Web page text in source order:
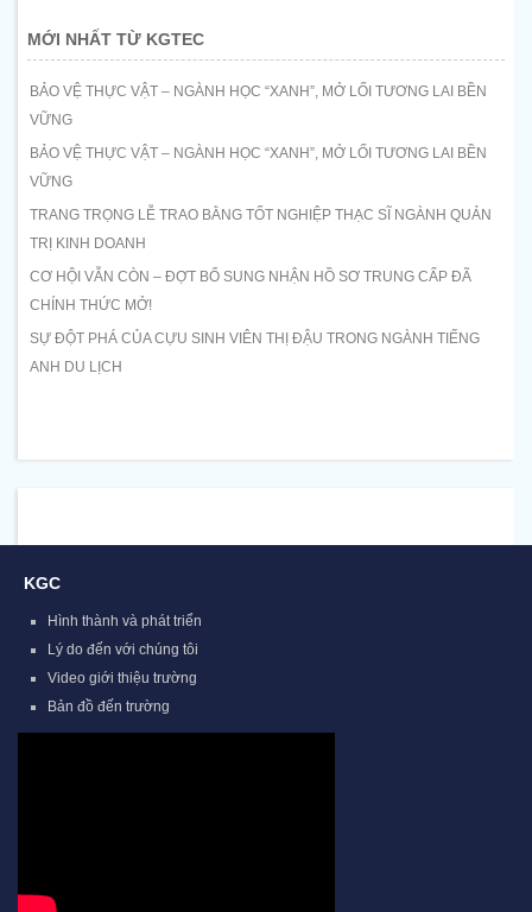
MỚI NHẤT TỪ KGTEC
BẢO VỆ THỰC VẬT – NGÀNH HỌC “XANH”, MỞ LỐI TƯƠNG LAI BỀN
VỮNG
BẢO VỆ THỰC VẬT – NGÀNH HỌC “XANH”, MỞ LỐI TƯƠNG LAI BỀN
VỮNG
TRANG TRỌNG LỄ TRAO BẰNG TỐT NGHIỆP THẠC SĨ NGÀNH QUẢN
TRỊ KINH DOANH
CƠ HỘI VẪN CÒN – ĐỢT BỔ SUNG NHẬN HỒ SƠ TRUNG CẤP ĐÃ
CHÍNH THỨC MỞ!
SỰ ĐỘT PHÁ CỦA CỰU SINH VIÊN THỊ ĐẬU TRONG NGÀNH TIẾNG
ANH DU LỊCH
KGC
Hình thành và phát triển
Lý do đến với chúng tôi
Video giới thiệu trường
Bản đồ đến trường